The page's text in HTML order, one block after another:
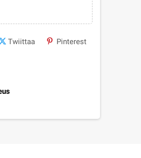
Twiittaa Pinterest